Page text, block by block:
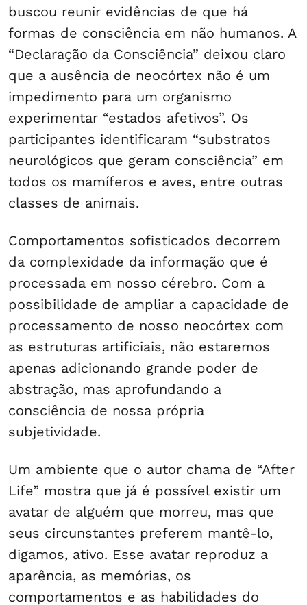
buscou reunir evidências de que há
formas de consciência em não humanos. A
“Declaração da Consciência” deixou claro
que a ausência de neocórtex não é um
impedimento para um organismo
experimentar “estados afetivos”. Os
participantes identificaram “substratos
neurológicos que geram consciência” em
todos os mamíferos e aves, entre outras
classes de animais.
Comportamentos sofisticados decorrem
da complexidade da informação que é
processada em nosso cérebro. Com a
possibilidade de ampliar a capacidade de
processamento de nosso neocórtex com
as estruturas artificiais, não estaremos
apenas adicionando grande poder de
abstração, mas aprofundando a
consciência de nossa própria
subjetividade.
Um ambiente que o autor chama de “After
Life” mostra que já é possível existir um
avatar de alguém que morreu, mas que
seus circunstantes preferem mantê-lo,
digamos, ativo. Esse avatar reproduz a
aparência, as memórias, os
comportamentos e as habilidades do